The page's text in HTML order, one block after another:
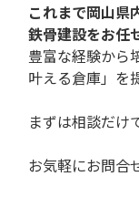
これまで岡山県
鉄骨建設をお任
豊富な経験から
叶える倉庫」を
まずは相談だけ
お気軽にお問合